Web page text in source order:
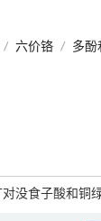
/ 六价铬 / 多酚
没食子酸和铜